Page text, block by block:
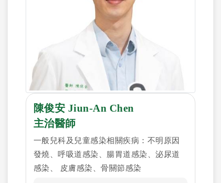
陳俊安 Jiun-An Chen
主治醫師
一般兒科及兒童感染相關疾病：不明原因
發燒、呼吸道感染、腸胃道感染、泌尿道
感染、 皮膚感染、骨關節感染